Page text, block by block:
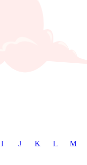
I J K L M